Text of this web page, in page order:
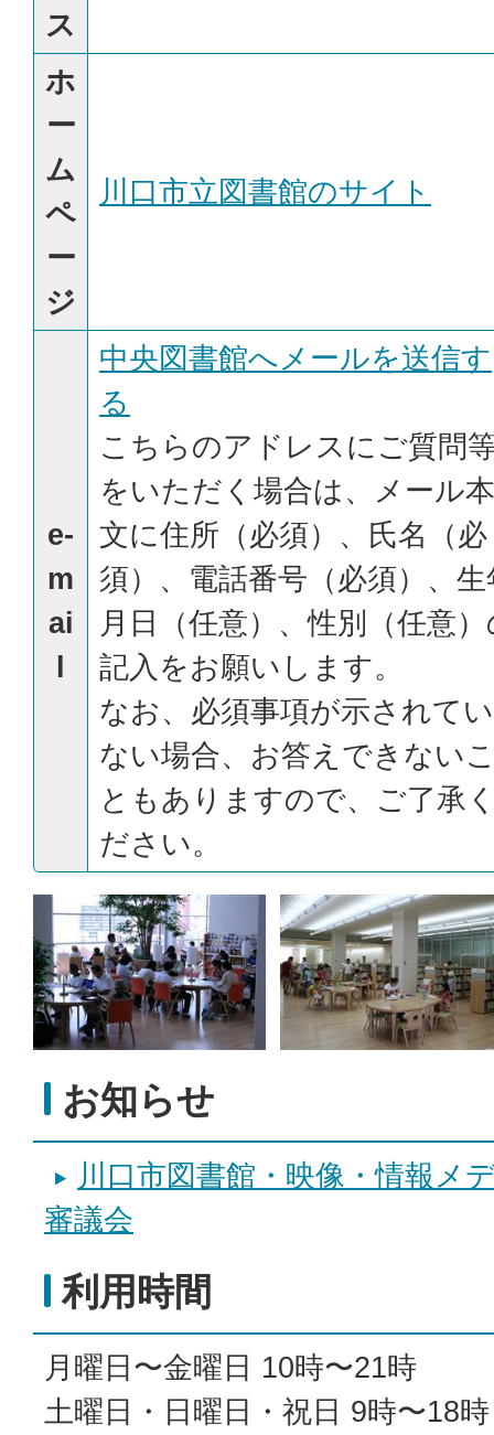
ス
ホ
ー
ム
ペ
ー
ジ
川口市立図書館のサイト
e-
m
ai
中央図書館へメールを送信す
る
こちらのアドレスにご質問
をいただく場合は、メール本
文に住所（必須）、氏名（必
須）、電話番号（必須）、生
月日（任意）、性別（任意
記入をお願いします。
なお、必須事項が示されてい
ない場合、お答えできない
ともありますので、ご了承
ださい。
お知らせ
川口市図書館・映像・情報メ
審議会
利用時間
月曜日〜金曜日 10時〜21時
土曜日・日曜日・祝日 9時〜18時